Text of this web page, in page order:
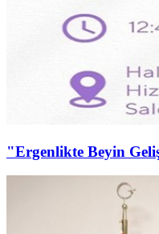
"Ergenlikte Beyin